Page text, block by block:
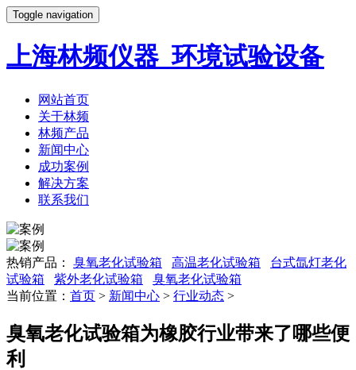
Toggle navigation
上海林频仪器_环境试验设备
网站首页
关于林频
林频产品
新闻中心
成功案例
解决方案
联系我们
热销产品： 臭氧老化试验箱 高温老化试验箱
台式氙灯老化
试验箱
紫外老化试验箱
臭氧老化试验箱
当前位置： 首页 > 新闻中心 > 行业动态 >
臭氧老化试验箱为橡胶行业带来了哪些便
利